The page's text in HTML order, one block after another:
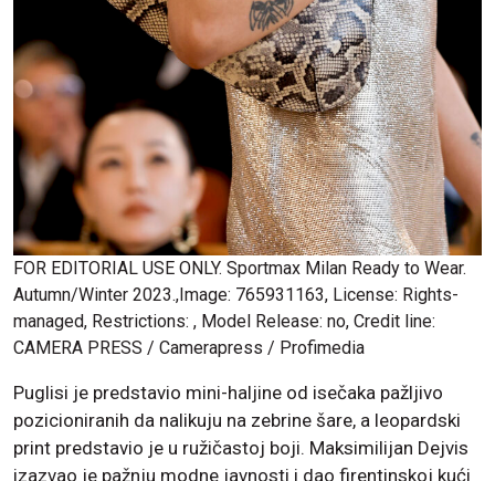
FOR EDITORIAL USE ONLY. Sportmax Milan Ready to Wear.
Autumn/Winter 2023.,Image: 765931163, License: Rights-
managed, Restrictions: , Model Release: no, Credit line:
CAMERA PRESS / Camerapress / Profimedia
Puglisi je predstavio mini-haljine od isečaka pažljivo
pozicioniranih da nalikuju na zebrine šare, a leopardski
print predstavio je u ružičastoj boji. Maksimilijan Dejvis
izazvao je pažnju modne javnosti i dao firentinskoj kući